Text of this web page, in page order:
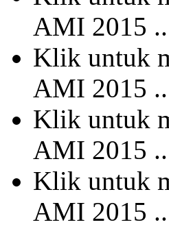
AMI 2015
Klik untuk
AMI 2015
Klik untuk
AMI 2015
Klik untuk
AMI 2015